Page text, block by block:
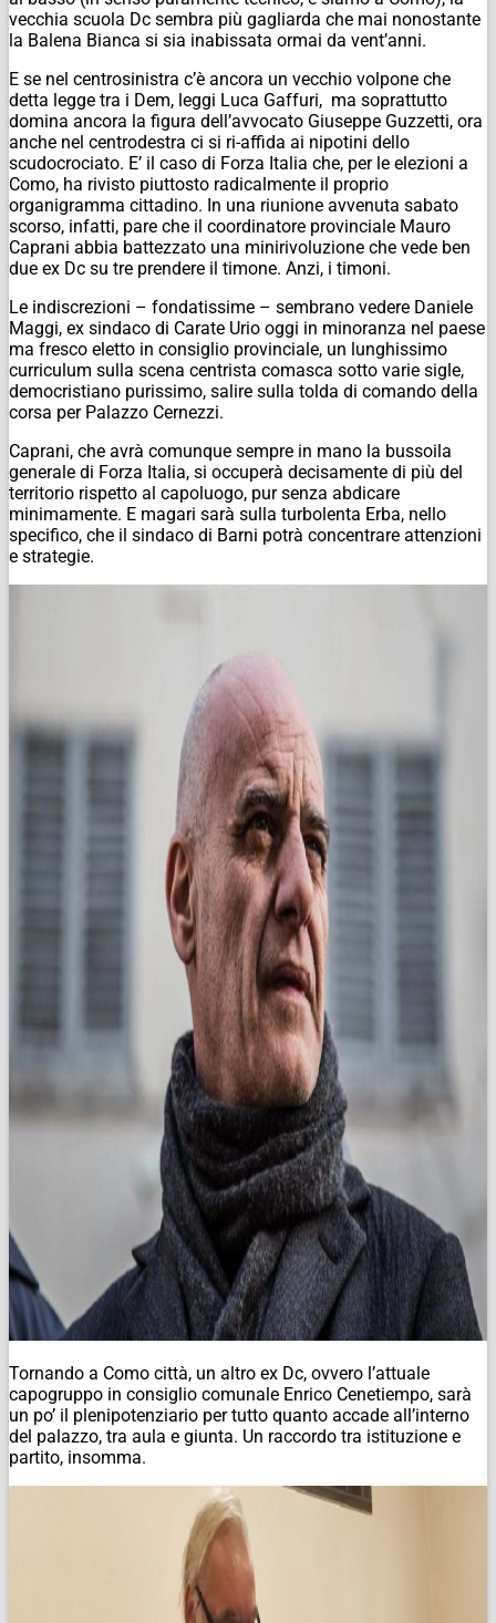
vecchia scuola Dc sembra più gagliarda che mai nonostante
la Balena Bianca si sia inabissata ormai da vent’anni.
E se nel centrosinistra c’è ancora un vecchio volpone che
detta legge tra i Dem, leggi Luca Gaffuri, ma soprattutto
domina ancora la figura dell’avvocato Giuseppe Guzzetti, ora
anche nel centrodestra ci si ri-affida ai nipotini dello
scudocrociato. E’ il caso di Forza Italia che, per le elezioni a
Como, ha rivisto piuttosto radicalmente il proprio
organigramma cittadino. In una riunione avvenuta sabato
scorso, infatti, pare che il coordinatore provinciale Mauro
Caprani abbia battezzato una minirivoluzione che vede ben
due ex Dc su tre prendere il timone. Anzi, i timoni.
Le indiscrezioni – fondatissime – sembrano vedere Daniele
Maggi, ex sindaco di Carate Urio oggi in minoranza nel paese
ma fresco eletto in consiglio provinciale, un lunghissimo
curriculum sulla scena centrista comasca sotto varie sigle,
democristiano purissimo, salire sulla tolda di comando della
corsa per Palazzo Cernezzi.
Caprani, che avrà comunque sempre in mano la bussoila
generale di Forza Italia, si occuperà decisamente di più del
territorio rispetto al capoluogo, pur senza abdicare
minimamente. E magari sarà sulla turbolenta Erba, nello
specifico, che il sindaco di Barni potrà concentrare attenzioni
e strategie.
Tornando a Como città, un altro ex Dc, ovvero l’attuale
capogruppo in consiglio comunale Enrico Cenetiempo, sarà
un po’ il plenipotenziario per tutto quanto accade all’interno
del palazzo, tra aula e giunta. Un raccordo tra istituzione e
partito, insomma.